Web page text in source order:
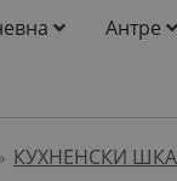
Антре
КУХНЕНСКИ